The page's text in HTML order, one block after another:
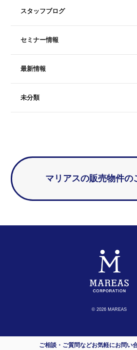
スタッフブログ
セミナー情報
最新情報
未分類
マリアスの販売物件の
ご相談・ご質問などお気軽にお問い
© 2026 MAREAS